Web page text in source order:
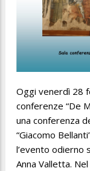
Oggi venerdì 28
conferenze “De
una conferenza
“Giacomo
l’evento odierno
Anna Valletta.